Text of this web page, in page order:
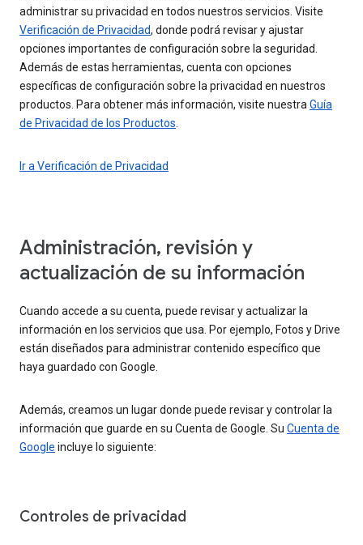
administrar su privacidad en todos nuestros servicios. Visite
Verificación de Privacidad, donde podrá revisar y ajustar
opciones importantes de configuración sobre la seguridad.
Además de estas herramientas, cuenta con opciones
específicas de configuración sobre la privacidad en nuestros
productos. Para obtener más información, visite nuestra Guía
de Privacidad de los Productos
Ir a Verificación de Privacidad
Administración, revisión y
actualización de su información
Cuando accede a su cuenta, puede revisar y actualizar la
información en los servicios que usa. Por ejemplo, Fotos y Drive
están diseñados para administrar contenido específico que
haya guardado con Google.
Además, creamos un lugar donde puede revisar y controlar la
información que guarde en su Cuenta de Google. Su Cuenta de
Google incluye lo siguiente:
Controles de privacidad